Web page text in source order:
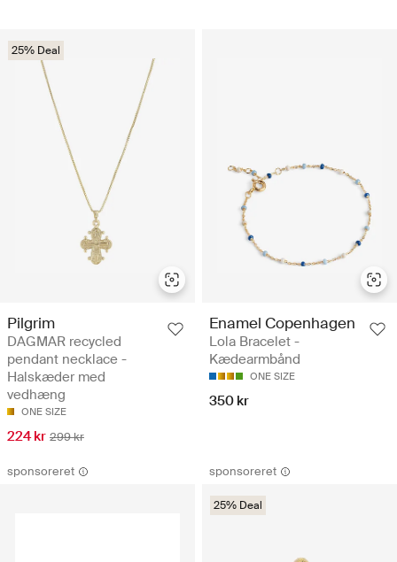
25% Deal
Pilgrim
DAGMAR recycled
pendant necklace -
Halskæder med
vedhæng
ONE SIZE
224 kr 299 kr
Enamel Copenhagen
Lola Bracelet -
Kædearmbånd
ONE SIZE
350 kr
sponsoreret sponsoreret
25% Deal